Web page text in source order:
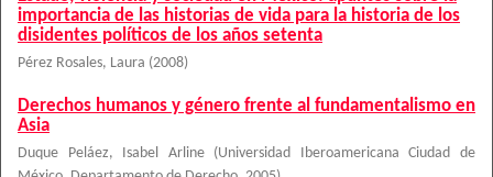
importancia de las historias de vida para la historia de los
disidentes políticos de los años setenta
Pérez Rosales, Laura (2008)
Derechos humanos y género frente al fundamentalismo en
Asia
Duque Peláez, Isabel Arline (Universidad Iberoamericana Ciudad de